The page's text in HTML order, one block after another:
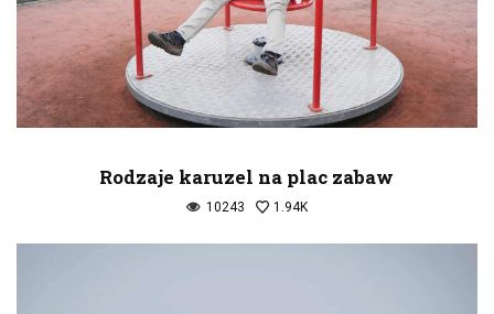
Rodzaje karuzel na plac zabaw
10243 1.94K